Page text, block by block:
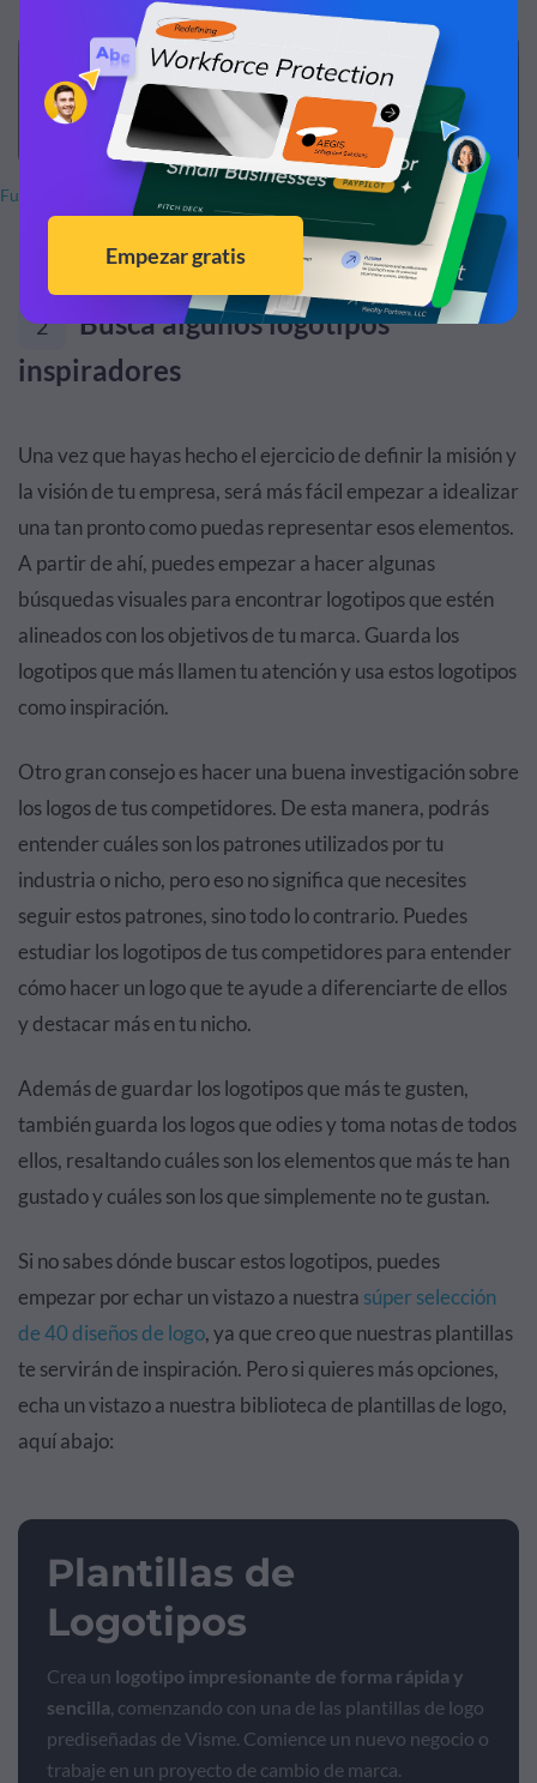
Fuente de imagen
2
Busca algunos logotipos
inspiradores
Una vez que hayas hecho el ejercicio de definir la misión y
la visión de tu empresa, será más fácil empezar a idealizar
una tan pronto como puedas representar esos elementos.
A partir de ahí, puedes empezar a hacer algunas
búsquedas visuales para encontrar logotipos que estén
alineados con los objetivos de tu marca. Guarda los
logotipos que más llamen tu atención y usa estos logotipos
como inspiración.
Otro gran consejo es hacer una buena investigación sobre
los logos de tus competidores. De esta manera, podrás
entender cuáles son los patrones utilizados por tu
industria o nicho, pero eso no significa que necesites
seguir estos patrones, sino todo lo contrario. Puedes
estudiar los logotipos de tus competidores para entender
cómo hacer un logo que te ayude a diferenciarte de ellos
y destacar más en tu nicho.
Además de guardar los logotipos que más te gusten,
también guarda los logos que odies y toma notas de todos
ellos, resaltando cuáles son los elementos que más te han
gustado y cuáles son los que simplemente no te gustan.
Si no sabes dónde buscar estos logotipos, puedes
empezar por echar un vistazo a nuestra súper selección
de 40 diseños de logo, ya que creo que nuestras plantillas
te servirán de inspiración. Pero si quieres más opciones,
echa un vistazo a nuestra biblioteca de plantillas de logo,
aquí abajo:
Plantillas de
Logotipos
Crea un logotipo impresionante de forma rápida y
sencilla, comenzando con una de las plantillas de logo
prediseñadas de Visme. Comience un nuevo negocio o
trabaje en un proyecto de cambio de marca.